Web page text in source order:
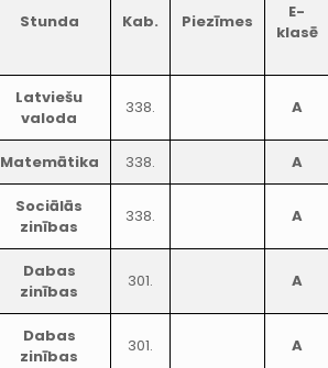
Stunda Kab. Piezīmes
E-
klasē
Latviešu
valoda
338. A
Matemātika 338. A
Sociālās
zinības
338. A
Dabas
zinības
301. A
Dabas
zinības
301. A